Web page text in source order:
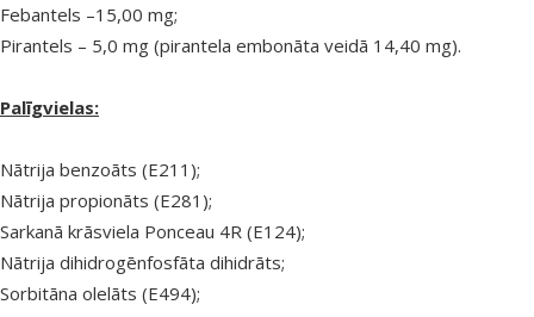
Febantels –15,00 mg;
Pirantels – 5,0 mg (pirantela embonāta veidā 14,40 mg).
Palīgvielas:
Nātrija benzoāts (E211);
Nātrija propionāts (E281);
Sarkanā krāsviela Ponceau 4R (E124);
Nātrija dihidrogēnfosfāta dihidrāts;
Sorbitāna olelāts (E494);